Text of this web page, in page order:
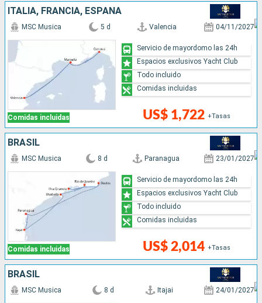
ITALIA, FRANCIA, ESPAÑA
Comidas incluidas
MSC Musica 5 d Valencia 04/11/2027
US$ 1,722 +Tasas
Servicio de mayordomo las 24h
Espacios exclusivos Yacht Club
Todo incluido
Comidas incluidas
BRASIL
Comidas incluidas
MSC Musica 8 d Paranagua 23/01/2027
US$ 2,014 +Tasas
Servicio de mayordomo las 24h
Espacios exclusivos Yacht Club
Todo incluido
Comidas incluidas
BRASIL
MSC Musica 8 d Itajai 24/01/2027